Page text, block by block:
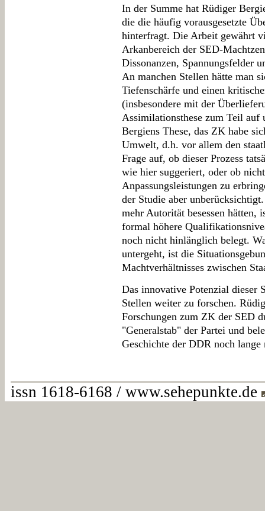
In der Summe hat Rüdiger
die die häufig vorausgesetzte
hinterfragt. Die Arbeit gewährt
Arkanbereich der SED-
Dissonanzen, Spannungsfelder
An manchen Stellen hätte man
Tiefenschärfe und einen
(insbesondere mit der
Assimilationsthese zum Teil auf
Bergiens These, das ZK habe
Umwelt, d.h. vor allem den
Frage auf, ob dieser Prozess
wie hier suggeriert, oder ob
Anpassungsleistungen zu
der Studie aber
mehr Autorität besessen hätten,
formal höhere
noch nicht hinlänglich belegt.
untergeht, ist die
Machtverhältnisses zwischen
Das innovative Potenzial dieser
Stellen weiter zu forschen.
Forschungen zum ZK der SED
"Generalstab" der Partei und
Geschichte der DDR noch
issn 1618-6168 / www.sehepunkte.de